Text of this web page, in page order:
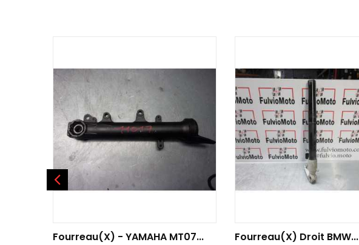
Fourreau(x) - YAMAHA MT07...
Fourreau(x) Droit BMW...